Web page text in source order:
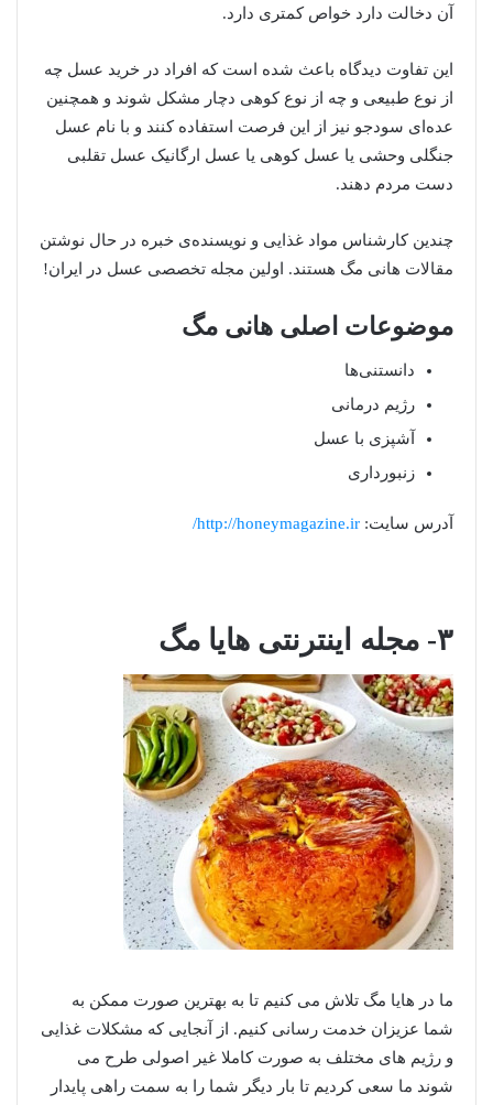
آن دخالت دارد خواص کمتری دارد.
این تفاوت دیدگاه باعث شده است که افراد در خرید عسل چه
از نوع طبیعی و چه از نوع کوهی دچار مشکل شوند و همچنین
عده‌ای سودجو نیز از این فرصت استفاده کنند و با نام عسل
جنگلی وحشی یا عسل کوهی یا عسل ارگانیک عسل تقلبی
دست مردم دهند.
چندین کارشناس مواد غذایی و نویسنده‌ی خبره در حال نوشتن
مقالات هانی مگ هستند. اولین مجله تخصصی عسل در ایران!
موضوعات اصلی هانی مگ
دانستنی‌ها
رژیم درمانی
آشپزی با عسل
زنبورداری
آدرس سایت: http://honeymagazine.ir/
۳- مجله اینترنتی هایا مگ
ما در هایا مگ تلاش می کنیم تا به بهترین صورت ممکن به
شما عزیزان خدمت رسانی کنیم. از آنجایی که مشکلات غذایی
و رژیم های مختلف به صورت کاملا غیر اصولی طرح می
شوند ما سعی کردیم تا بار دیگر شما را به سمت راهی پایدار